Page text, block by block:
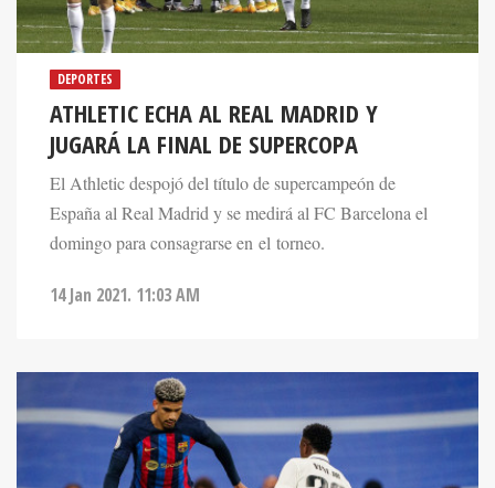
DEPORTES
ATHLETIC ECHA AL REAL MADRID Y
JUGARÁ LA FINAL DE SUPERCOPA
El Athletic despojó del título de supercampeón de
España al Real Madrid y se medirá al FC Barcelona el
domingo para consagrarse en el torneo.